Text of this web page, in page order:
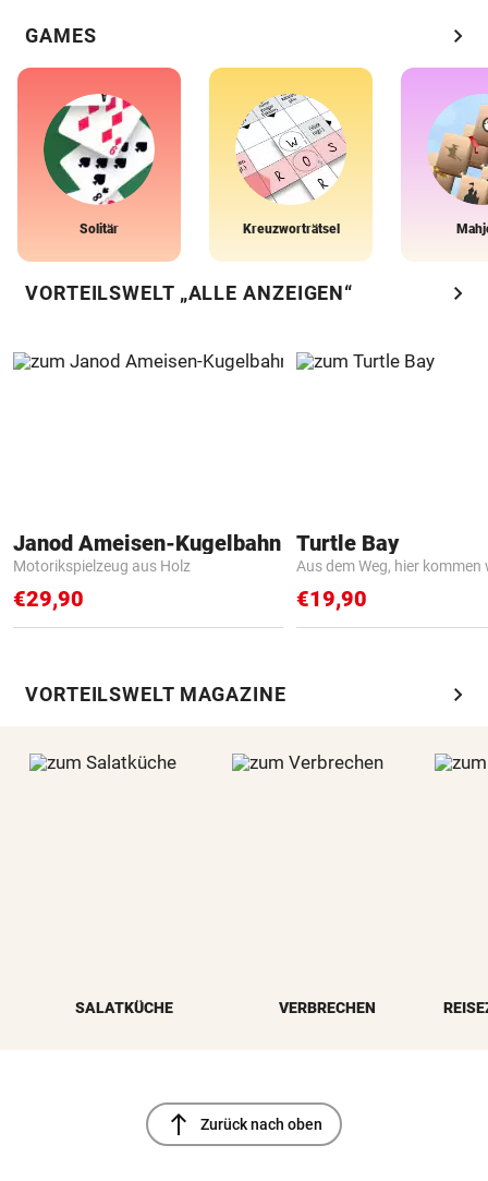
GAMES chevron_right
Solitär Kreuzworträtsel
VORTEILSWELT „ALLE ANZEIGEN“ chevron_right
Janod Ameisen-Kugelbahn
Motorikspielzeug aus Holz
€29,90
Turtle Bay
Aus dem Weg, hier kommen
€19,90
VORTEILSWELT MAGAZINE chevron_right
SALATKÜCHE VERBRECHEN
north Zurück nach oben